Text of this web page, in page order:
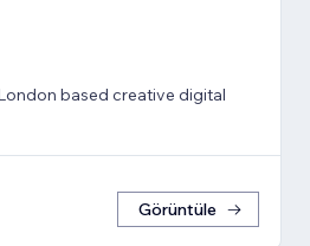
based creative digital
Görüntüle